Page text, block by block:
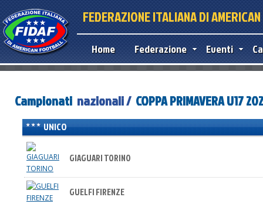
FEDERAZIONE ITALIANA DI
Home Federazione Eventi
Campionati nazionali / COPPA PRIMAVERA U17
UNICO
GIAGUARI TORINO
GUELFI FIRENZE